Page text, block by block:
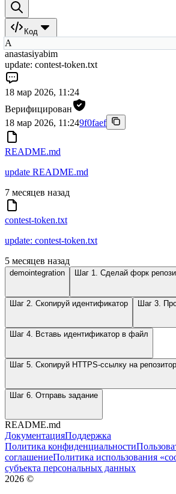
Код
A
anastasiyabim
update: contest-token.txt
18 мар 2026, 11:24
Верифицирован
18 мар 2026, 11:249f0faef
README.md
update README.md
7 месяцев назад
contest-token.txt
update: contest-token.txt
5 месяцев назад
demointegration Шаг 1. Сделай форк
Шаг 2. Скопируй идентификатор Шаг 3.
Шаг 4. Вставь идентификатор в файл
Шаг 5. Скопируй HTTPS-ссылку на
Шаг 6. Отправь задание
README.md
ДокументацияПоддержка
Политика конфиденциальности
соглашениеПолитика использования
субъекта персональных данных
2026 ©